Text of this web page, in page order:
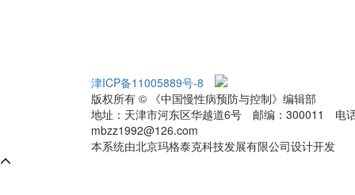
津ICP备11005889号-8
版权所有 © 《中国慢性病预防与控制》编辑部
地址：天津市河东区华越道6号 邮编：300011 电
mbzz1992@126.com
本系统由北京玛格泰克科技发展有限公司设计开发